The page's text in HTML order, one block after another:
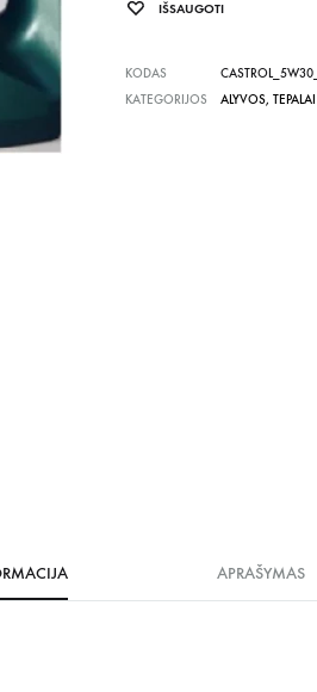
IŠSAUGOTI
KODAS
KATEGORIJOS
ALYVOS,
APRAŠYMAS